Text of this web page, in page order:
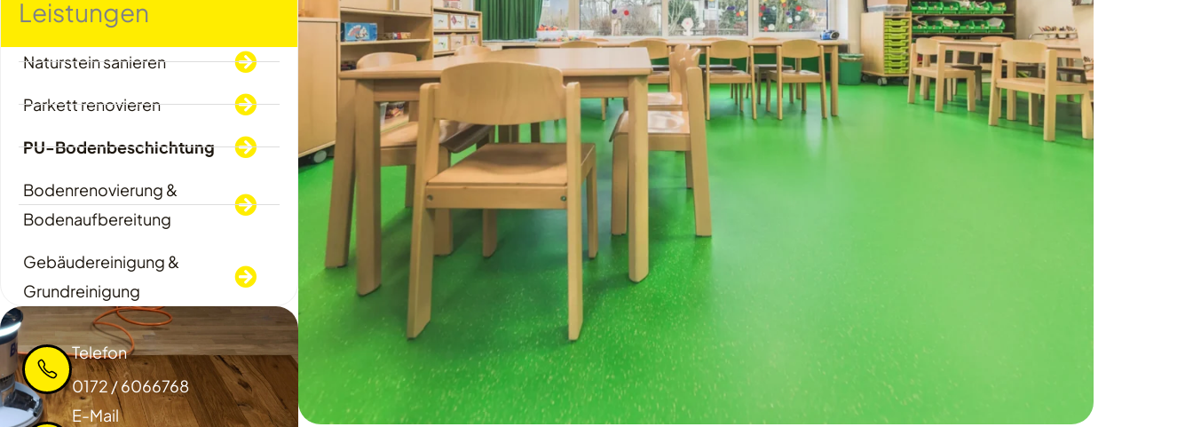
Leistungen
Naturstein sanieren
Parkett renovieren
PU-Bodenbeschichtung
Bodenrenovierung &
Bodenaufbereitung
Gebäudereinigung &
Grundreinigung
Telefon
0172 / 6066768
E-Mail